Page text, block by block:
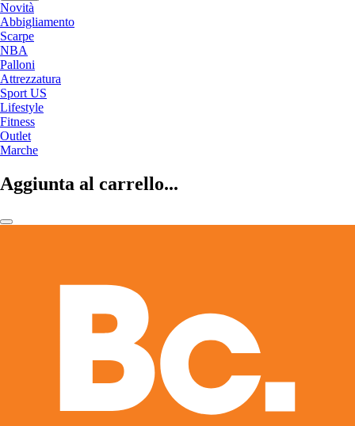
Novità
Abbigliamento
Scarpe
NBA
Palloni
Attrezzatura
Sport US
Lifestyle
Fitness
Outlet
Marche
Aggiunta al carrello...